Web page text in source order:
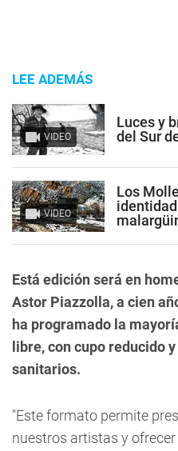
LEE ADEMÁS
VIDEO
Luces y
del Sur
VIDEO
Los
Está edición será en
Astor Piazzolla, a cien
ha programado la
libre, con cupo reducido
sanitarios.
"Este formato permite
nuestros artistas y